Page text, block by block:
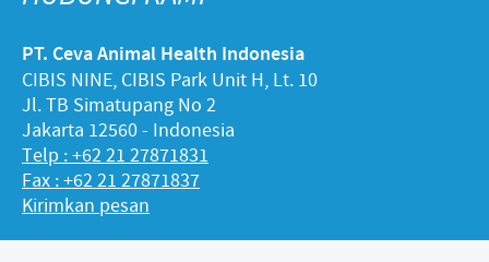
PT. Ceva Animal Health Indonesia
CIBIS NINE, CIBIS Park Unit H, Lt. 10
Jl. TB Simatupang No 2
Jakarta 12560 - Indonesia
Telp : +62 21 27871831
Fax : +62 21 27871837
Kirimkan pesan